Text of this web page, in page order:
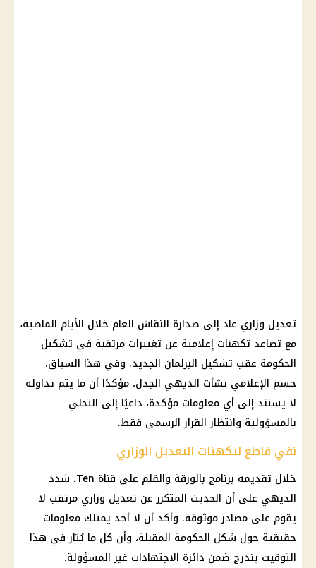
تعديل وزاري عاد إلى صدارة النقاش العام خلال الأيام الماضية،
مع تصاعد تكهنات إعلامية عن تغييرات مرتقبة في تشكيل
الحكومة عقب تشكيل البرلمان الجديد. وفي هذا السياق،
حسم الإعلامي نشأت الديهي الجدل، مؤكدًا أن ما يتم تداوله
لا يستند إلى أي معلومات مؤكدة، داعيًا إلى التحلي
بالمسؤولية وانتظار القرار الرسمي فقط.
نفي قاطع لتكهنات التعديل الوزاري
خلال تقديمه برنامج بالورقة والقلم على قناة Ten، شدد
الديهي على أن الحديث المتكرر عن تعديل وزاري مرتقب لا
يقوم على مصادر موثوقة. وأكد أن لا أحد يمتلك معلومات
حقيقية حول شكل الحكومة المقبلة، وأن كل ما يُثار في هذا
التوقيت يندرج ضمن دائرة الاجتهادات غير المسؤولة.